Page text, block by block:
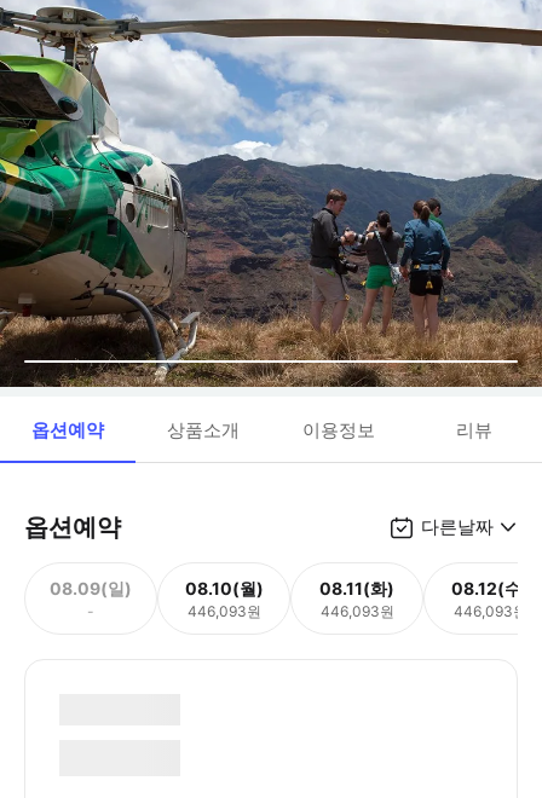
옵션예약 상품소개 이용정보 리뷰
옵션예약 다른날짜
08.09(일)
-
08.10(월)
446,093원
08.11(화)
446,093원
08.12(수)
446,093원